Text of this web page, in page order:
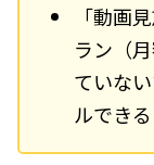
「動画
ラン（
ていな
ルできる